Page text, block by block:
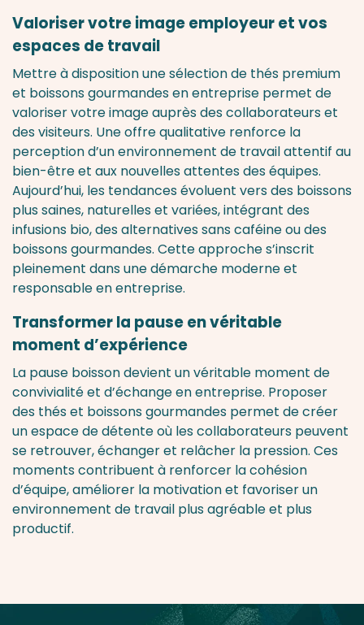
Valoriser votre image employeur et vos
espaces de travail
Mettre à disposition une sélection de thés premium
et boissons gourmandes en entreprise permet de
valoriser votre image auprès des collaborateurs et
des visiteurs. Une offre qualitative renforce la
perception d’un environnement de travail attentif au
bien-être et aux nouvelles attentes des équipes.
Aujourd’hui, les tendances évoluent vers des boissons
plus saines, naturelles et variées, intégrant des
infusions bio, des alternatives sans caféine ou des
boissons gourmandes. Cette approche s’inscrit
pleinement dans une démarche moderne et
responsable en entreprise.
Transformer la pause en véritable
moment d’expérience
La pause boisson devient un véritable moment de
convivialité et d’échange en entreprise. Proposer
des thés et boissons gourmandes permet de créer
un espace de détente où les collaborateurs peuvent
se retrouver, échanger et relâcher la pression. Ces
moments contribuent à renforcer la cohésion
d’équipe, améliorer la motivation et favoriser un
environnement de travail plus agréable et plus
productif.